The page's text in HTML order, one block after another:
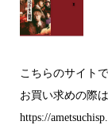
こちらのサイト
お買い求めの際
https://